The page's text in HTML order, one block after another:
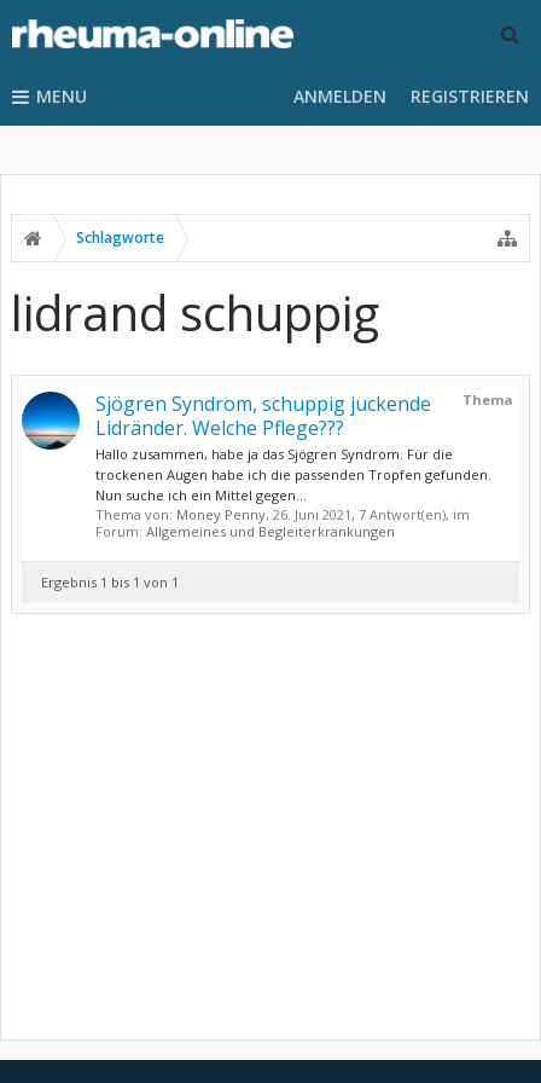
MENU ANMELDEN REGISTRIEREN
Schlagworte
lidrand schuppig
Thema
Sjögren Syndrom, schuppig juckende
Lidränder. Welche Pflege???
Hallo zusammen, habe ja das Sjögren Syndrom. Für die
trockenen Augen habe ich die passenden Tropfen gefunden.
Nun suche ich ein Mittel gegen...
Thema von: Money Penny, 26. Juni 2021, 7 Antwort(en), im
Forum: Allgemeines und Begleiterkrankungen
Ergebnis 1 bis 1 von 1